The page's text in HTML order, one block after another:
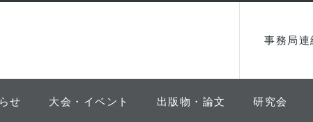
事務局連
せ 大会・イベント 出版物・論文 研究会